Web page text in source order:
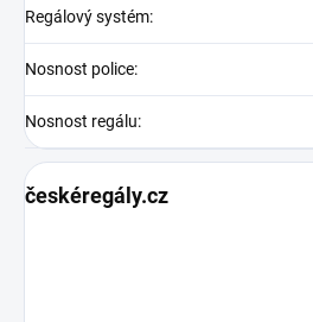
Regálový systém:
Nosnost police:
Nosnost regálu:
českéregály.cz